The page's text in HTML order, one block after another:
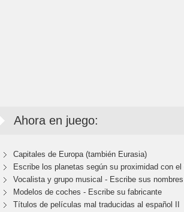
Ahora en juego:
Capitales de Europa (también Eurasia)
Escribe los planetas según su proximidad con el
Vocalista y grupo musical - Escribe sus nombres
Modelos de coches - Escribe su fabricante
Títulos de películas mal traducidas al español II